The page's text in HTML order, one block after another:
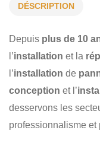
Spécialités
INSTALLATION ET
INSTALLATION DE
DÉSCRIPTION
Depuis plus de 10
l’installation et la
l’installation de
conception et l’
desservons les
professionnalisme et